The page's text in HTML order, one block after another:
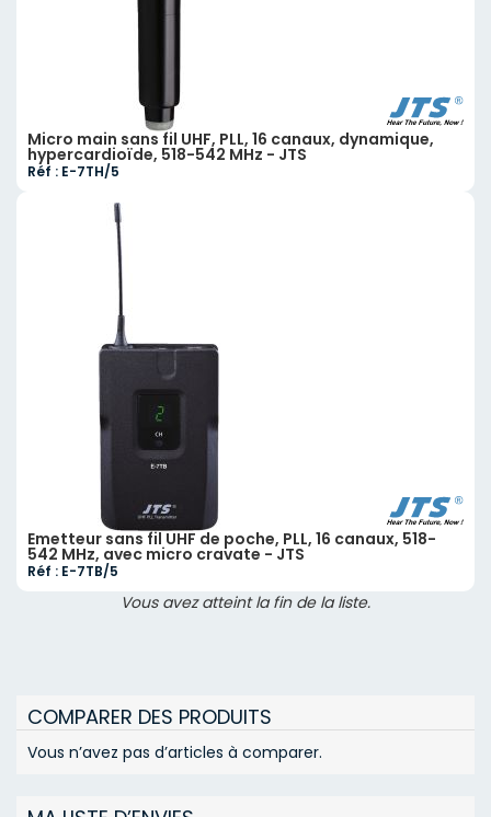
Micro main sans fil UHF, PLL, 16 canaux, dynamique,
hypercardioïde, 518-542 MHz - JTS
Réf : E-7TH/5
Emetteur sans fil UHF de poche, PLL, 16 canaux, 518-
542 MHz, avec micro cravate - JTS
Réf : E-7TB/5
Vous avez atteint la fin de la liste.
COMPARER DES PRODUITS
Vous n’avez pas d’articles à comparer.